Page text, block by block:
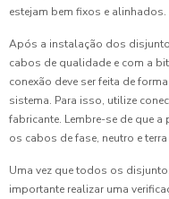
estejam bem fixos e alinhados.
Após a instalação dos
cabos de qualidade e com a
conexão deve ser feita de
sistema. Para isso, utilize
fabricante. Lembre-se de que
os cabos de fase, neutro e
Uma vez que todos os
importante realizar uma